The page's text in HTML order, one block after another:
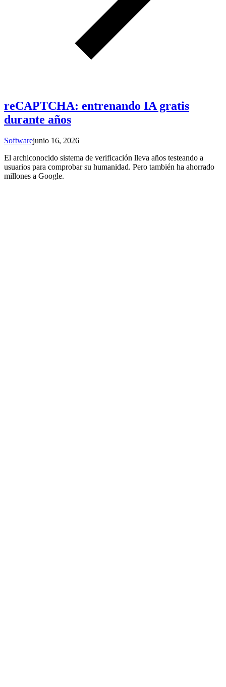
reCAPTCHA: entrenando IA gratis
durante años
Softwarejunio 16, 2026
El archiconocido sistema de verificación lleva años testeando a
usuarios para comprobar su humanidad. Pero también ha ahorrado
millones a Google.